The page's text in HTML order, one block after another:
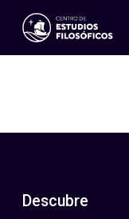
Eventos
ES
EN
Descubre